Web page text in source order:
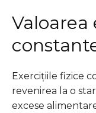
Valoarea
Exercițiile fizice
revenirea la o
excese